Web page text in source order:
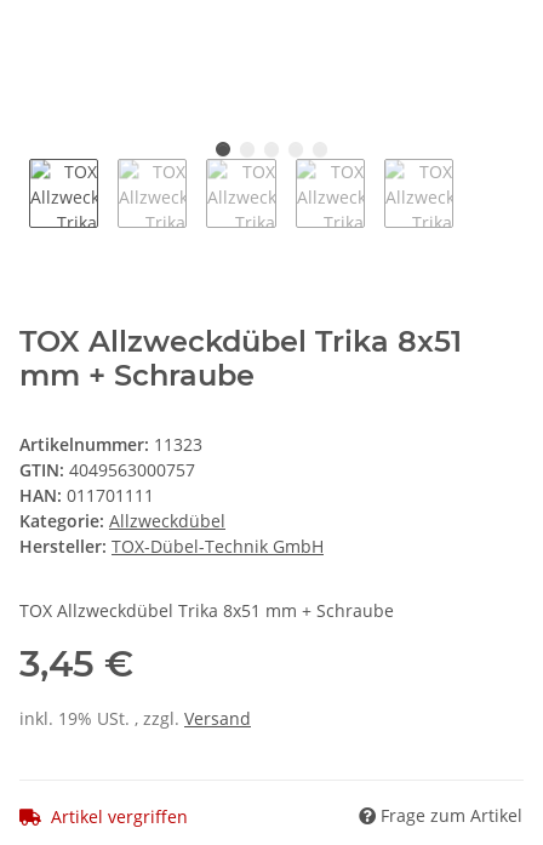
TOX Allzweckdübel Trika 8x51
mm + Schraube
Artikelnummer: 11323
GTIN: 4049563000757
HAN: 011701111
Kategorie: Allzweckdübel
Hersteller: TOX-Dübel-Technik GmbH
TOX Allzweckdübel Trika 8x51 mm + Schraube
3,45 €
inkl. 19% USt. , zzgl. Versand
Artikel vergriffen Frage zum Artikel